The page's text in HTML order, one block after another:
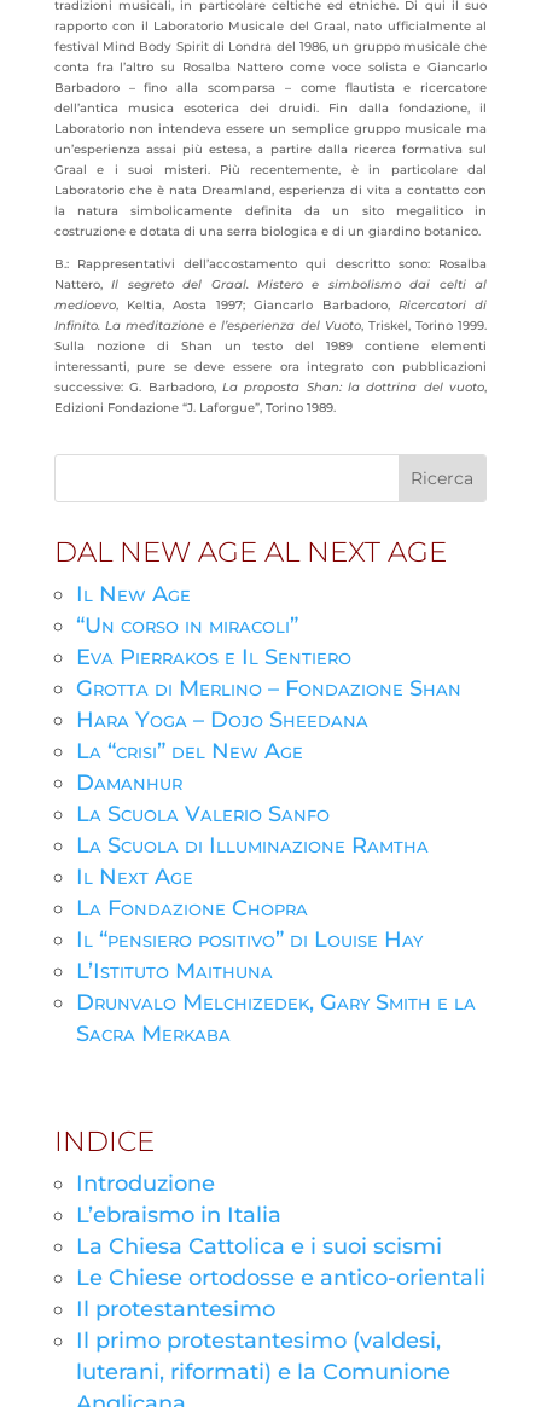
tradizioni musicali, in particolare celtiche ed etniche. Di qui il suo
rapporto con il Laboratorio Musicale del Graal, nato ufficialmente al
festival Mind Body Spirit di Londra del 1986, un gruppo musicale che
conta fra l’altro su Rosalba Nattero come voce solista e Giancarlo
Barbadoro – fino alla scomparsa – come flautista e ricercatore
dell’antica musica esoterica dei druidi. Fin dalla fondazione, il
Laboratorio non intendeva essere un semplice gruppo musicale ma
un’esperienza assai più estesa, a partire dalla ricerca formativa sul
Graal e i suoi misteri. Più recentemente, è in particolare dal
Laboratorio che è nata Dreamland, esperienza di vita a contatto con
la natura simbolicamente definita da un sito megalitico in
costruzione e dotata di una serra biologica e di un giardino botanico.
B.: Rappresentativi dell’accostamento qui descritto sono: Rosalba
Nattero,Il segreto del Graal. Mistero e simbolismo dai celti al
medioevo, Keltia, Aosta 1997; Giancarlo Barbadoro, Ricercatori di
Infinito. La meditazione e l’esperienza del Vuoto, Triskel, Torino 1999.
Sulla nozione di Shan un testo del 1989 contiene elementi
interessanti, pure se deve essere ora integrato con pubblicazioni
successive: G. Barbadoro, La proposta Shan: la dottrina del vuoto,
Edizioni Fondazione “J. Laforgue”, Torino 1989.
DAL NEW AGE AL NEXT AGE
Il New Age
“Un corso in miracoli”
Eva Pierrakos e Il Sentiero
Grotta di Merlino – Fondazione Shan
Hara Yoga – Dojo Sheedana
La “crisi” del New Age
Damanhur
La Scuola Valerio Sanfo
La Scuola di Illuminazione Ramtha
Il Next Age
La Fondazione Chopra
Il “pensiero positivo” di Louise Hay
L’Istituto Maithuna
Drunvalo Melchizedek, Gary Smith e la
Sacra Merkaba
INDICE
Introduzione
L’ebraismo in Italia
La Chiesa Cattolica e i suoi scismi
Le Chiese ortodosse e antico-orientali
Il protestantesimo
Il primo protestantesimo (valdesi,
luterani, riformati) e la Comunione